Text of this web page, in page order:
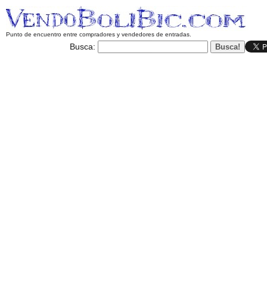
Punto de encuentro entre compradores y vendedores de entradas.
Busca: